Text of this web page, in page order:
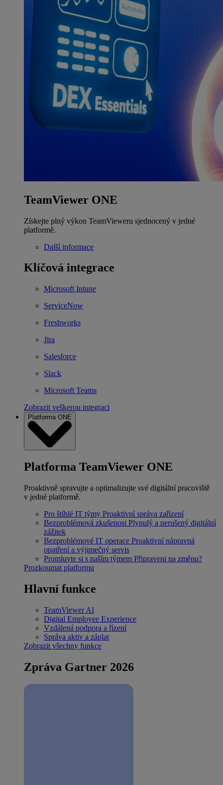
TeamViewer ONE
Získejte plný výkon TeamVieweru sjednocený v jedné
platformě.
Další informace
Klíčová integrace
Microsoft Intune
ServiceNow
Freshworks
Jira
Salesforce
Slack
Microsoft Teams
Zobrazit veškerou integraci
Platforma ONE
Platforma TeamViewer ONE
Proaktivně spravujte a optimalizujte své digitální pracoviště
v jedné platformě.
Pro štíhlé IT týmy Proaktivní správa zařízení
Bezproblémová zkušenost Plynulý a nerušený digitální
zážitek
Bezproblémové IT operace Proaktivní nápravná
opatření a výjimečný servis
Promluvte si s naším týmem Připraveni na změnu?
Prozkoumat platformu
Hlavní funkce
TeamViewer AI
Digital Employee Experience
Vzdálená podpora a řízení
Správa aktiv a záplat
Zobrazit všechny funkce
Zpráva Gartner 2026